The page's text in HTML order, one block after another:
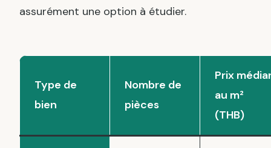
assurément une option à étudier.
Type de
bien
Nombre de
pièces
Prix
au m²
(THB)